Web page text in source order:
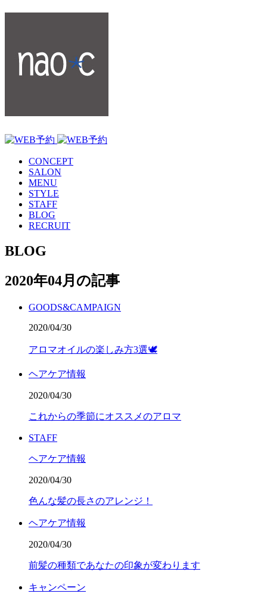
CONCEPT
SALON
MENU
STYLE
STAFF
BLOG
RECRUIT
BLOG
2020年04月の記事
GOODS&CAMPAIGN
2020/04/30
アロマオイルの楽しみ方3選🕊
ヘアケア情報
2020/04/30
これからの季節にオススメのアロマ
STAFF
ヘアケア情報
2020/04/30
色んな髪の長さのアレンジ！
ヘアケア情報
2020/04/30
前髪の種類であなたの印象が変わります
キャンペーン